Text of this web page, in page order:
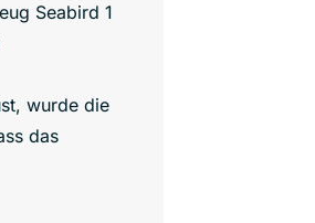
Seabird 1
wurde die
das